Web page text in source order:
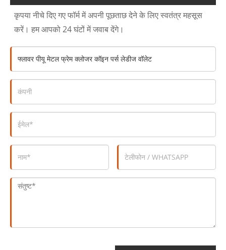
कृपया नीचे दिए गए फॉर्म में अपनी पूछताछ देने के लिए स्वतंत्र महसूस
करें। हम आपको 24 घंटों में जवाब देंगे।